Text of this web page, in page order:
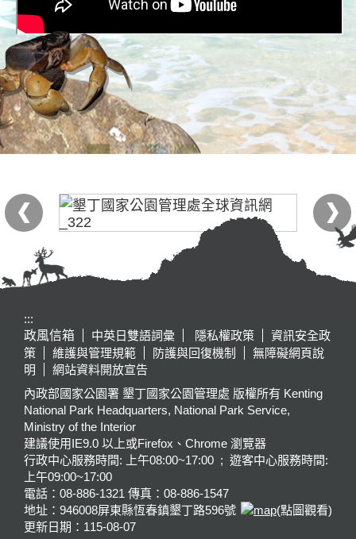
:::
政風信箱
中英日雙語詞彙 隱私權政策
資訊安全政
策
維護與管理規範 防護與回復機制
無障礙網頁說
明
網站資料開放宣告
內政部國家公園署 墾丁國家公園管理處 版權所有 Kenting
National Park Headquarters, National Park Service,
Ministry of the Interior
建議使用IE9.0 以上或Firefox、Chrome 瀏覽器
行政中心服務時間: 上午08:00~17:00 ; 遊客中心服務時間:
上午09:00~17:00
電話：08-886-1321 傳真：08-886-1547
地址：946008屏東縣恆春鎮墾丁路596號
(點圖觀看)
更新日期： 115-08-07